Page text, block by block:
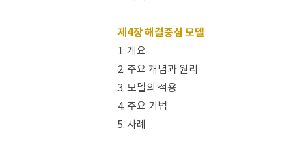
제4장 해결중심 모델
1. 개요
2. 주요 개념과 원리
3. 모델의 적용
4. 주요 기법
5. 사례